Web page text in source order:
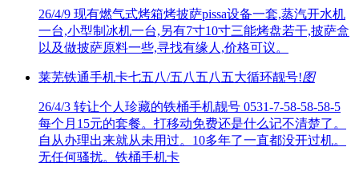
26/4/9 现有燃气式烤箱烤披萨pissa设备一套,蒸汽开水机
一台,小型制冰机一台,另有7寸10寸三能烤盘若干,披萨盒
以及做披萨原料一些,寻找有缘人,价格可议。
莱芜铁通手机卡七五八/五八五八五大循环靓号!图
26/4/3 转让个人珍藏的铁桶手机靓号 0531-7-58-58-58-5
每个月15元的套餐。打移动免费还是什么记不清楚了。
自从办理出来就从未用过。10多年了一直都没开过机。
无任何骚扰。铁桶手机卡